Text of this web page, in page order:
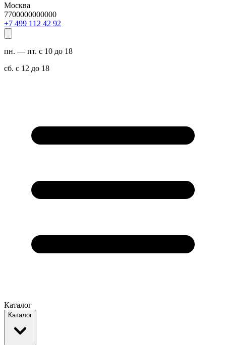
Москва
7700000000000
29 24 211 994 7+
пн. — пт. с 10 до 18
сб. с 12 до 18
Каталог
Каталог